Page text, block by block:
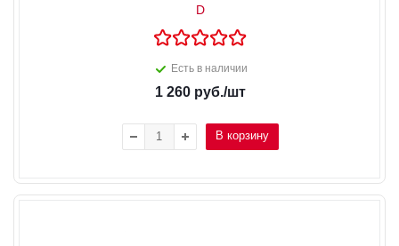
D
Есть в наличии
1 260руб./шт
В корзину